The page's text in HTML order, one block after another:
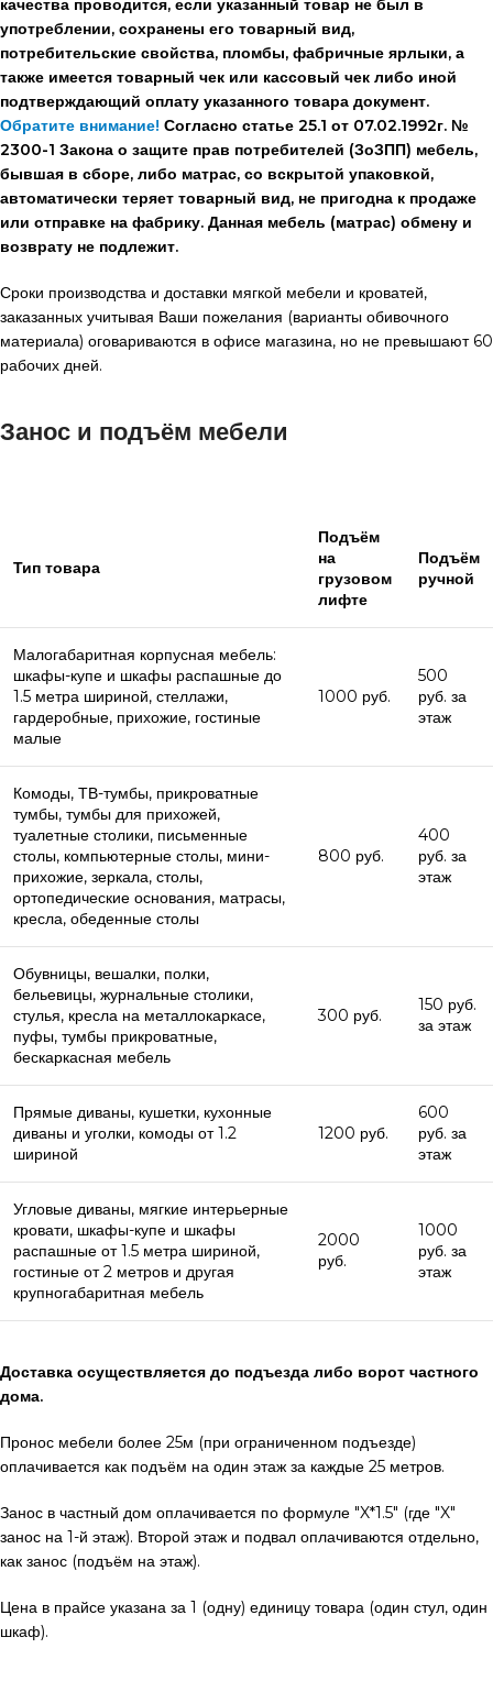
качества проводится, если указанный товар не был в
употреблении, сохранены его товарный вид,
потребительские свойства, пломбы, фабричные ярлыки, а
также имеется товарный чек или кассовый чек либо иной
подтверждающий оплату указанного товара документ.
Обратите внимание! Согласно статье 25.1 от 07.02.1992г. №
2300-1 Закона о защите прав потребителей (ЗоЗПП) мебель,
бывшая в сборе, либо матрас, со вскрытой упаковкой,
автоматически теряет товарный вид, не пригодна к продаже
или отправке на фабрику. Данная мебель (матрас) обмену и
возврату не подлежит.
Сроки производства и доставки мягкой мебели и кроватей,
заказанных учитывая Ваши пожелания (варианты обивочного
материала) оговариваются в офисе магазина, но не превышают 60
рабочих дней.
Занос и подъём мебели
Тип товара
Подъём
на
грузовом
лифте
Подъём
ручной
Малогабаритная корпусная мебель:
шкафы-купе и шкафы распашные до
1.5 метра шириной, стеллажи,
гардеробные, прихожие, гостиные
малые
1000 руб.
500
руб. за
этаж
Комоды, ТВ-тумбы, прикроватные
тумбы, тумбы для прихожей,
туалетные столики, письменные
столы, компьютерные столы, мини-
прихожие, зеркала, столы,
ортопедические основания, матрасы,
кресла, обеденные столы
800 руб.
400
руб. за
этаж
Обувницы, вешалки, полки,
бельевицы, журнальные столики,
стулья, кресла на металлокаркасе,
пуфы, тумбы прикроватные,
бескаркасная мебель
300 руб.
150 руб.
за этаж
Прямые диваны, кушетки, кухонные
диваны и уголки, комоды от 1.2
шириной
1200 руб.
600
руб. за
этаж
Угловые диваны, мягкие интерьерные
кровати, шкафы-купе и шкафы
распашные от 1.5 метра шириной,
гостиные от 2 метров и другая
крупногабаритная мебель
2000
руб.
1000
руб. за
этаж
Доставка осуществляется до подъезда либо ворот частного
дома.
Пронос мебели более 25м (при ограниченном подъезде)
оплачивается как подъём на один этаж за каждые 25 метров.
Занос в частный дом оплачивается по формуле "X*1.5" (где "X"
занос на 1-й этаж). Второй этаж и подвал оплачиваются отдельно,
как занос (подъём на этаж).
Цена в прайсе указана за 1 (одну) единицу товара (один стул, один
шкаф).